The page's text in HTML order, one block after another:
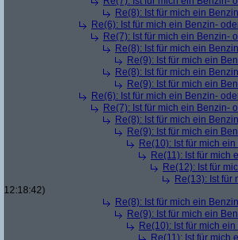
Re(8): Ist für mich ein
Re(6): Ist für mich ein Benzin-
Re(7): Ist für mich ein Benzin-
Re(8): Ist für mich ein
Re(9): Ist für mich ein
Re(8): Ist für mich ein
Re(9): Ist für mich ein
Re(6): Ist für mich ein Benzin-
Re(7): Ist für mich ein Benzin-
Re(8): Ist für mich ein
Re(9): Ist für mich ein
Re(10): Ist für mich
Re(11): Ist für mich
Re(12): Ist für
Re(13): Ist
12:18:42)
Re(8): Ist für mich ein
Re(9): Ist für mich ein
Re(10): Ist für mich
Re(11): Ist für mich